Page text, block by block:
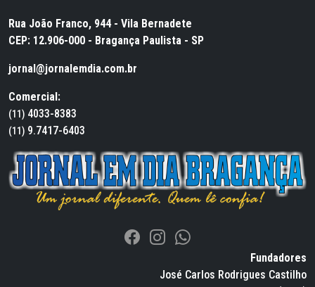
Rua João Franco, 944 - Vila Bernadete
CEP: 12.906-000 - Bragança Paulista - SP
jornal@jornalemdia.com.br
Comercial:
(11) 4033-8383
(11) 9.7417-6403
Fundadores
José Carlos Rodrigues Castilho